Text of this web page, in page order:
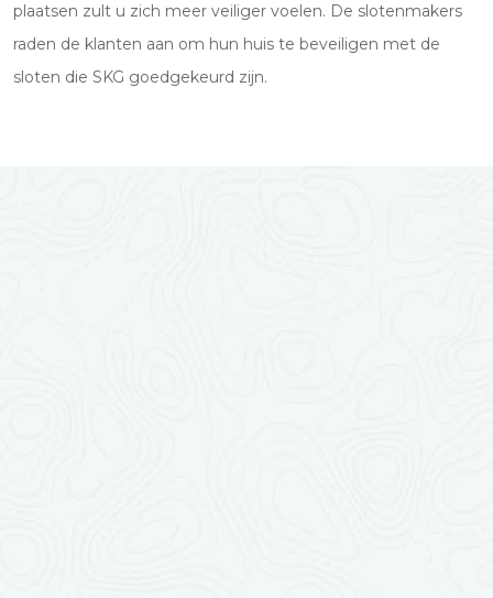
plaatsen zult u zich meer veiliger voelen. De slotenmakers
raden de klanten aan om hun huis te beveiligen met de
sloten die SKG goedgekeurd zijn.